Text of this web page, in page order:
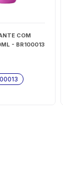
COM
- BR100013